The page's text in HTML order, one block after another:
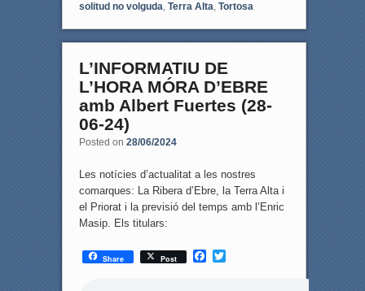
solitud no volguda Terra Alta Tortosa
L’INFORMATIU DE
L’HORA MÓRA D’EBRE
amb Albert Fuertes (28-
06-24)
Posted on 28/06/2024
Les notícies d’actualitat a les nostres
comarques: La Ribera d’Ebre, la Terra Alta i
el Priorat i la previsió del temps amb l’Enric
Masip. Els titulars:
Share Post
F
T